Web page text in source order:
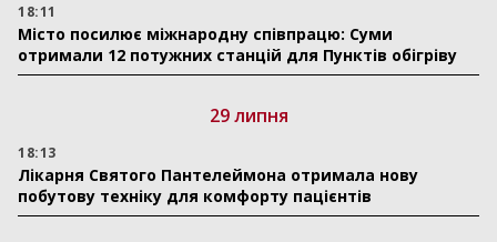
18:11
Місто посилює міжнародну співпрацю: Суми
отримали 12 потужних станцій для Пунктів обігріву
29 липня
18:13
Лікарня Святого Пантелеймона отримала нову
побутову техніку для комфорту пацієнтів